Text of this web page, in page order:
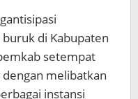
di Kabupaten
setempat
melibatkan
instansi